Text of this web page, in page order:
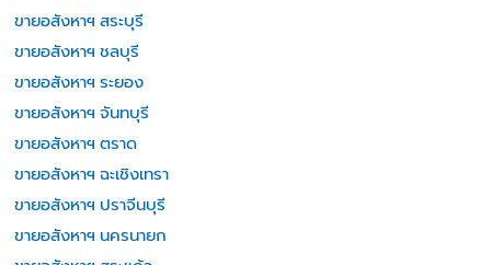
ขายอสังหาฯ สระบุรี
ขายอสังหาฯ ชลบุรี
ขายอสังหาฯ ระยอง
ขายอสังหาฯ จันทบุรี
ขายอสังหาฯ ตราด
ขายอสังหาฯ ฉะเชิงเทรา
ขายอสังหาฯ ปราจีนบุรี
ขายอสังหาฯ นครนายก